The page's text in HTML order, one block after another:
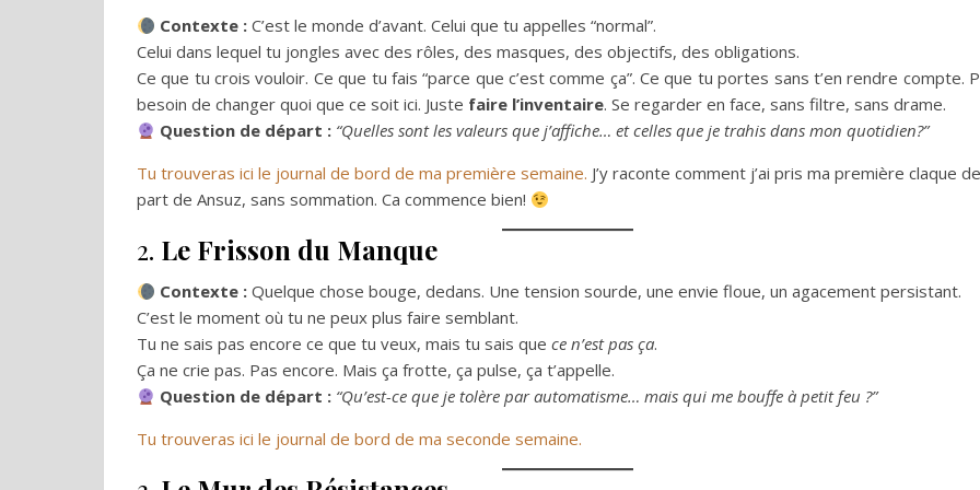
Contexte : C’est le monde d’avant. Celui que tu appelles “normal”.
Celui dans lequel tu jongles avec des rôles, des masques, des objectifs, des obligations.
Ce que tu crois vouloir. Ce que tu fais “parce que c’est comme ça”. Ce que tu portes sans t’en rendre compte.
besoin de changer quoi que ce soit ici. Juste faire l’inventaire. Se regarder en face, sans filtre, sans drame.
Question de départ : “Quelles sont les valeurs que j’affiche… et celles que je trahis dans mon quotidien?”
Tu trouveras ici le journal de bord de ma première semaine. J’y raconte comment j’ai pris ma première claque
part de Ansuz, sans sommation. Ca commence bien!
2. Le Frisson du Manque
Contexte : Quelque chose bouge, dedans. Une tension sourde, une envie floue, un agacement persistant.
C’est le moment où tu ne peux plus faire semblant.
Tu ne sais pas encore ce que tu veux, mais tu sais que ce n’est pas ça.
Ça ne crie pas. Pas encore. Mais ça frotte, ça pulse, ça t’appelle.
Question de départ : “Qu’est-ce que je tolère par automatisme… mais qui me bouffe à petit feu ?”
Tu trouveras ici le journal de bord de ma seconde semaine.